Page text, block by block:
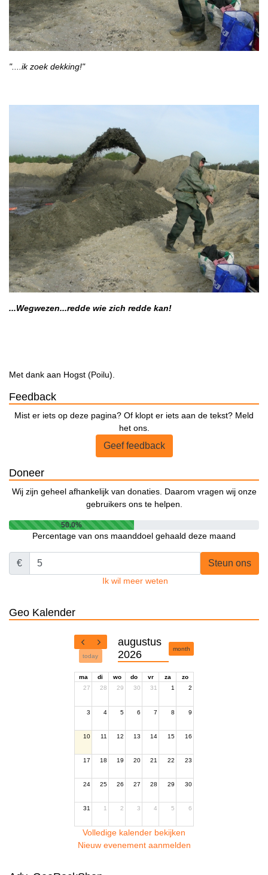
"....ik zoek dekking!"
...Wegwezen...redde wie zich redde kan!
Met dank aan Hogst (Poilu).
Feedback
Mist er iets op deze pagina? Of klopt er iets aan de tekst? Meld
het ons.
Geef feedback
Doneer
Wij zijn geheel afhankelijk van donaties. Daarom vragen wij onze
gebruikers ons te helpen.
50.0%
Percentage van ons maanddoel gehaald deze maand
€ Steun ons
Ik wil meer weten
Geo Kalender
today
augustus
2026
month
ma di wo do vr za
zo
27
28 29 30 31 1 2
3 4 5 6 7 8 9
10 11 12 13 14 15 16
17 18 19 20 21 22 23
24 25 26 27 28 29 30
31 1 2 3 4 5 6
Volledige kalender bekijken
Nieuw evenement aanmelden